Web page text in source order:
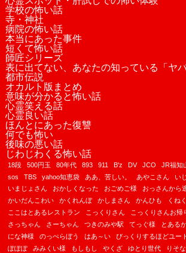
学校の怖い話
寺・神社
病院の怖い話
本当にあった事件
短くて怖い話
師匠シリーズ
表に出てない、あなたの知っている「ヤ
都市伝説
オカルト版まとめ
意味が分かると怖い話
心霊笑える話
心霊良い話
ほんとにあった復讐
何でも怖い
後味の悪い話
じわじわくる怖い話
18段 500円玉 80年代 893 911 B'z DV JCO JR福知
sos
TBS yahoo知恵袋 ああ、苦しい。 あやこさん い
いまじょさん
おかしくなった おごめご様 おっさんから
かいだんこわい
かくれんぼ かしまさん かんひも
くね
ここはとあるレストラン
こっくりさん こっくりさんお帰
さっちゃん
さーちゃん つきのみや駅 てっぐ様 とある
にな神様
のっぺらぼう はあ～い びっくりするほどユー
ぽぽぽ
みみくい様 もしもし やくざ ゆとり世代 りそな